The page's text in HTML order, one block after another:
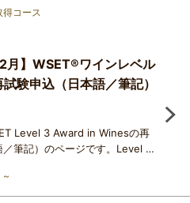
～中上級レベルのLevel 3）を取
座を開講しています。ひとつの
、「そのワインが何であるか？」
質を決定づけてい
コース
月】WSET®ワインレベル
験申込（日本語／筆記）
Level 3 Award in Winesの再
／筆記）のページです。Level 3
、ショートエッセイ）から成
判定がなされます。特定のユニ
~